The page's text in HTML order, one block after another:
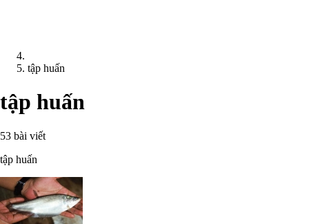
tập huấn
tập huấn
53 bài viết
tập huấn